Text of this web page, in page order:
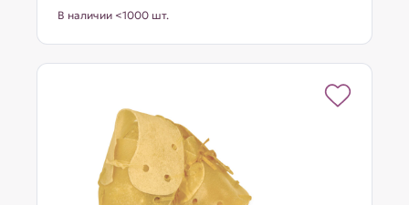
В наличии <1000 шт.